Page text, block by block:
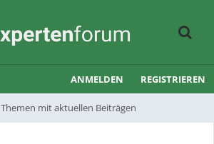
Themen mit aktuellen Beiträgen
ANMELDEN REGISTRIEREN